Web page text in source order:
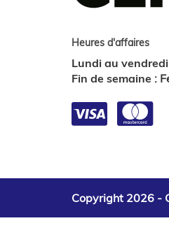
Heures d'affaires
Lundi au vendredi
Fin de semaine :
Copyright 2026 -